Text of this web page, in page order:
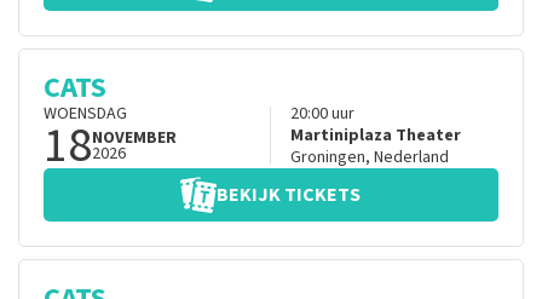
CATS
WOENSDAG
18NOVEMBER
2026
20:00uur
Martiniplaza Theater
Groningen, Nederland
BEKIJK TICKETS